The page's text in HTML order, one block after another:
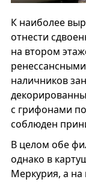
К наиболее
отнести
на втором
наличников
с грифонами
соблюден
В целом обе
однако в
Меркурия, а